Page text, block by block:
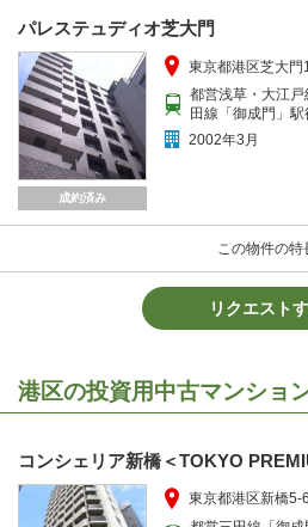
パレステュディオ芝大門
成約済み
この物件の特
東京都港区芝大門
都営浅草・大江
田線「御成門」
2002年3月
リクエスト
港区の投資用中古マンショ
コンシェリア新橋＜TOKYO
東京都港区新橋5-